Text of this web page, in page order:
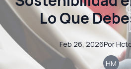
Lo Que
Feb 26, 2026Por
HM